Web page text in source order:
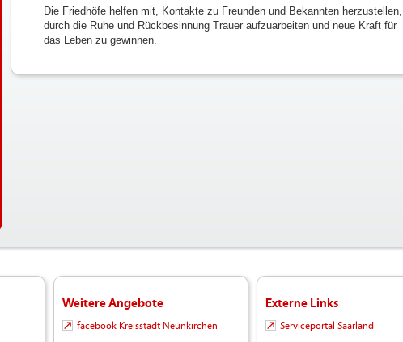
Die Friedhöfe helfen mit, Kontakte zu Freunden und Bekannten herzustellen,
durch die Ruhe und Rückbesinnung Trauer aufzuarbeiten und neue Kraft für
das Leben zu gewinnen.
Weitere Angebote
facebook Kreisstadt Neunkirchen
Externe Links
Serviceportal Saarland